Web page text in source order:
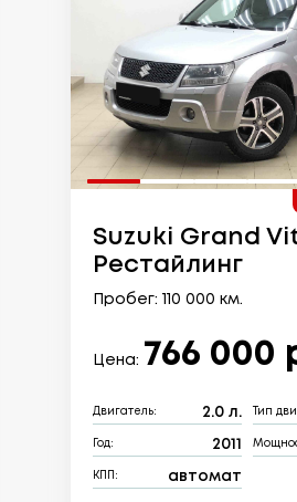
Suzuki Grand
Рестайлинг
Пробег: 110 000 км.
Цена: 766 000
Двигатель: 2.0 л. Тип
Год: 2011
КПП: автомат